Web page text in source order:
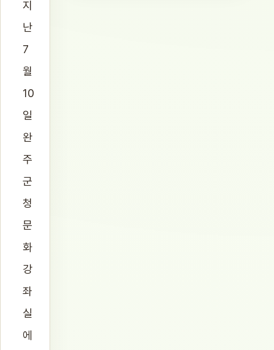
지
난
7
월
10
일
완
주
군
청
문
화
강
좌
실
에